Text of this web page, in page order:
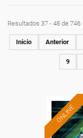
Resultados 37 - 48 de 746
Inicio Anterior
9
ONLINE